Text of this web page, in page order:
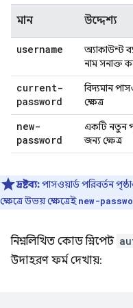
মান উদ্দেশ্য
username
অ্যাকাউন্ট
নাম সনাক্ত
current-
password
বিদ্যমান
ক্ষেত্র
new-
password
একটি নতুন
জন্য ক্ষেত্র
দ্রষ্টব্য:পাসওয়ার্ড পরিবর্তন
ক্ষেত্রে উভয় ক্ষেত্রেইnew-
নিম্নলিখিত কোড স্নিপেট
উদাহরণ ফর্ম দেখায়: